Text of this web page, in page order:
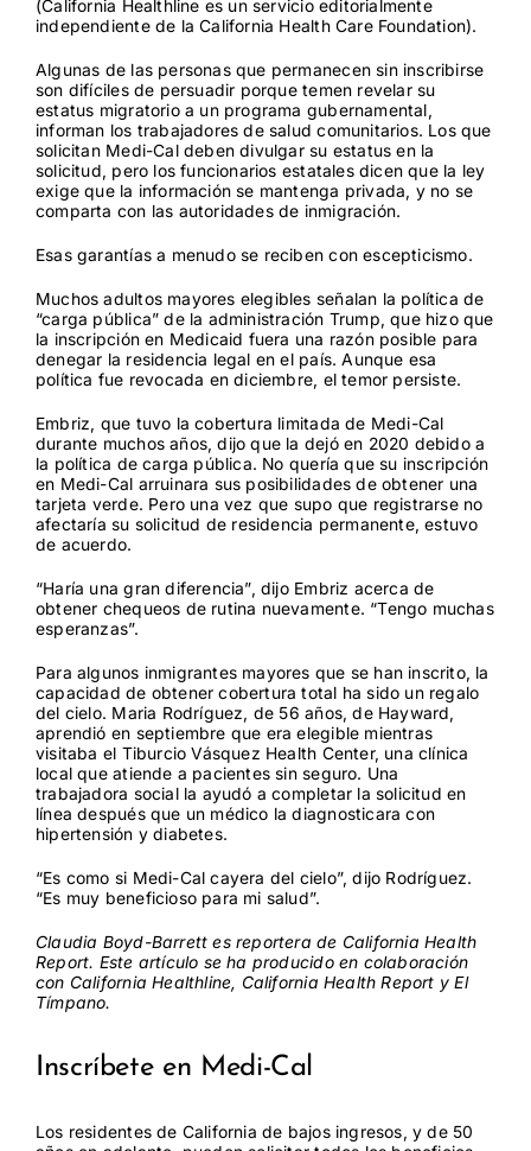
(California Healthline es un servicio editorialmente
independiente de la California Health Care Foundation).
Algunas de las personas que permanecen sin inscribirse
son difíciles de persuadir porque temen revelar su
estatus migratorio a un programa gubernamental,
informan los trabajadores de salud comunitarios. Los que
solicitan Medi-Cal deben divulgar su estatus en la
solicitud, pero los funcionarios estatales dicen que la ley
exige que la información se mantenga privada, y no se
comparta con las autoridades de inmigración.
Esas garantías a menudo se reciben con escepticismo.
Muchos adultos mayores elegibles señalan la política de
“carga pública” de la administración Trump, que hizo que
la inscripción en Medicaid fuera una razón posible para
denegar la residencia legal en el país. Aunque esa
política fue revocada en diciembre, el temor persiste.
Embriz, que tuvo la cobertura limitada de Medi-Cal
durante muchos años, dijo que la dejó en 2020 debido a
la política de carga pública. No quería que su inscripción
en Medi-Cal arruinara sus posibilidades de obtener una
tarjeta verde. Pero una vez que supo que registrarse no
afectaría su solicitud de residencia permanente, estuvo
de acuerdo.
“Haría una gran diferencia”, dijo Embriz acerca de
obtener chequeos de rutina nuevamente. “Tengo muchas
esperanzas”.
Para algunos inmigrantes mayores que se han inscrito, la
capacidad de obtener cobertura total ha sido un regalo
del cielo. Maria Rodríguez, de 56 años, de Hayward,
aprendió en septiembre que era elegible mientras
visitaba el Tiburcio Vásquez Health Center, una clínica
local que atiende a pacientes sin seguro. Una
trabajadora social la ayudó a completar la solicitud en
línea después que un médico la diagnosticara con
hipertensión y diabetes.
“Es como si Medi-Cal cayera del cielo”, dijo Rodríguez.
“Es muy beneficioso para mi salud”.
Claudia Boyd-Barrett es reportera de California Health
Report. Este artículo se ha producido en colaboración
con California Healthline, California Health Report yEl
Tímpano.
Inscríbete en Medi-Cal
Los residentes de California de bajos ingresos, y de 50